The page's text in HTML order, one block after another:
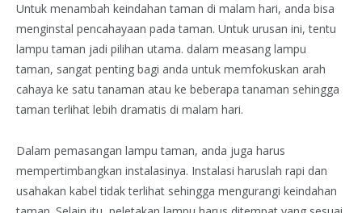
Untuk menambah keindahan taman di malam hari, anda bisa
menginstal pencahayaan pada taman. Untuk urusan ini, tentu
lampu taman jadi pilihan utama. dalam measang lampu
taman, sangat penting bagi anda untuk memfokuskan arah
cahaya ke satu tanaman atau ke beberapa tanaman sehingga
taman terlihat lebih dramatis di malam hari.
Dalam pemasangan lampu taman, anda juga harus
mempertimbangkan instalasinya. Instalasi haruslah rapi dan
usahakan kabel tidak terlihat sehingga mengurangi keindahan